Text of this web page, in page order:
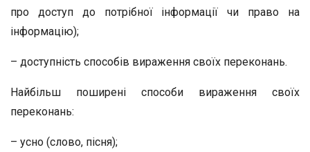
про доступ до потрібної інформації чи право на
інформацію);
– доступність способів вираження своїх переконань.
Найбільш поширені способи вираження своїх
переконань:
– усно (слово, пісня);